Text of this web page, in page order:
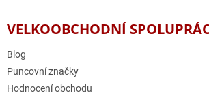
VELKOOBCHODNÍ
Blog
Puncovní značky
Hodnocení obchodu